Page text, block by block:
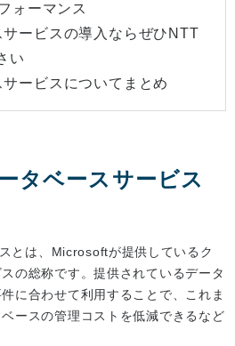
ォーマンス
ービスの導入ならぜひNTT
い
ービスについてまとめ
タベースサービス
とは、Microsoftが提供しているク
の総称です。提供されているデータ
に合わせて利用することで、これま
ースの管理コストを低減できるなど